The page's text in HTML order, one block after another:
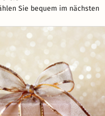
Sie bequem im nächsten